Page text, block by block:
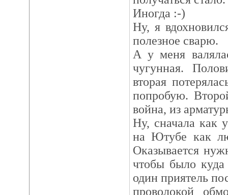
Иногда :-)
Ну, я
полезное сварю.
А у меня
чугунная.
вторая
попробую.
война, из
Ну, сначала как
на Ютубе как
Оказывается
чтобы было
один приятель
проволокой